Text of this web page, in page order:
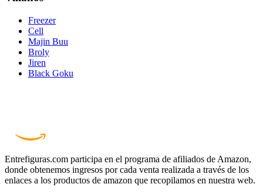
Freezer
Cell
Majin Buu
Broly
Jiren
Black Goku
Entrefiguras.com participa en el programa de afiliados de Amazon,
donde obtenemos ingresos por cada venta realizada a través de los
enlaces a los productos de amazon que recopilamos en nuestra web.